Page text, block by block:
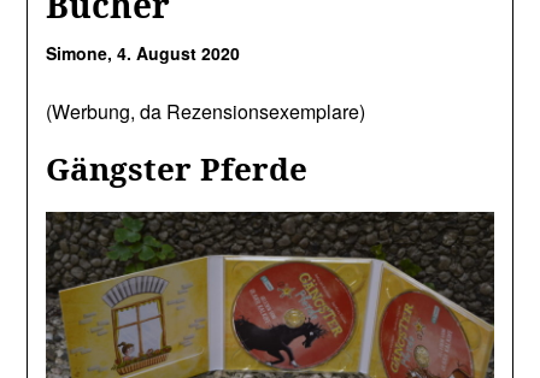
Simone,4. August 2020
(Werbung, da Rezensionsexemplare)
Gängster Pferde